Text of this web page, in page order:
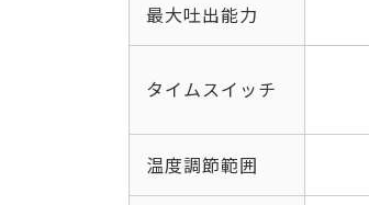
最大吐出能力
タイムスイッチ
温度調節範囲